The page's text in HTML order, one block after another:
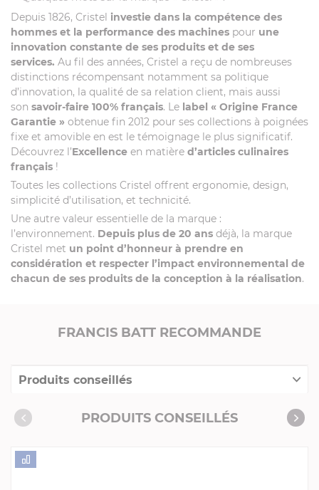
Depuis 1826, Cristel investie dans la compétence des
hommes et la performance des machines pour une
innovation constante de ses produits et de ses
services. Au fil des années, Cristel a reçu de nombreuses
distinctions récompensant notamment sa politique
d’innovation, la qualité de sa relation client, mais aussi
son savoir-faire 100% français. Le label « Origine France
Garantie » obtenue fin 2012 pour ses collections à poignées
fixe et amovible en est le témoignage le plus significatif.
Découvrez l’Excellence en matière d’articles culinaires
français !
Toutes les collections Cristel offrent ergonomie, design,
simplicité d’utilisation, et technicité.
Une autre valeur essentielle de la marque :
l’environnement. Depuis plus de 20 ans déjà, la marque
Cristel met un point d’honneur à prendre en
considération et respecter l’impact environnemental de
chacun de ses produits de la conception à la réalisation.
FRANCIS BATT RECOMMANDE
Produits conseillés
Consommables complémentaires
PRODUITS CONSEILLÉS